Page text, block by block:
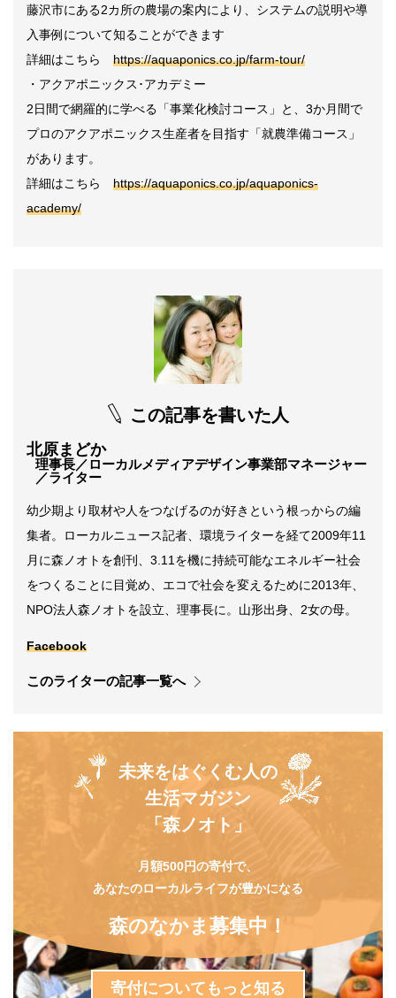
藤沢市にある2カ所の農場の案内により、システムの説明や導
入事例について知ることができます
詳細はこちら https://aquaponics.co.jp/farm-tour/
・アクアポニックス･アカデミー
2日間で網羅的に学べる「事業化検討コース」と、3か月間で
プロのアクアポニックス生産者を目指す「就農準備コース」
があります。
詳細はこちら https://aquaponics.co.jp/aquaponics-
academy/
この記事を書いた人
北原まどか
理事長／ローカルメディアデザイン事業部マネージャー
／ライター
幼少期より取材や人をつなげるのが好きという根っからの編
集者。ローカルニュース記者、環境ライターを経て2009年11
月に森ノオトを創刊、3.11を機に持続可能なエネルギー社会
をつくることに目覚め、エコで社会を変えるために2013年、
NPO法人森ノオトを設立、理事長に。山形出身、2女の母。
Facebook
このライターの記事一覧へ
未来をはぐくむ人の
生活マガジン
「森ノオト」
月額500円の寄付で、
あなたのローカルライフが豊かになる
森のなかま募集中！
寄付についてもっと知る